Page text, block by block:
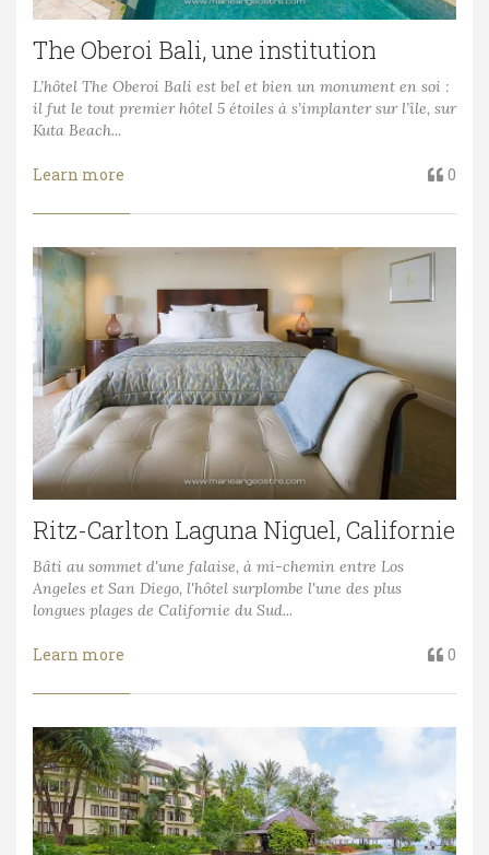
The Oberoi Bali, une institution
L’hôtel The Oberoi Bali est bel et bien un monument en soi :
il fut le tout premier hôtel 5 étoiles à s’implanter sur l’île, sur
Kuta Beach...
Learn more 0
Ritz-Carlton Laguna Niguel, Californie
Bâti au sommet d'une falaise, à mi-chemin entre Los
Angeles et San Diego, l'hôtel surplombe l'une des plus
longues plages de Californie du Sud...
Learn more 0